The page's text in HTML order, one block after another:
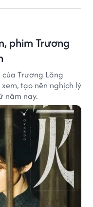
phim Trương
Trương Lăng
tạo nên nghịch lý
năm nay.